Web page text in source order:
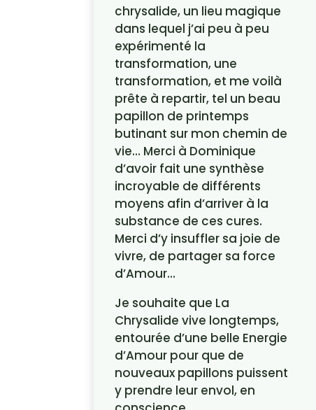
chrysalide, un lieu magique
dans lequel j’ai peu à peu
expérimenté la
transformation, une
transformation, et me voilà
prête à repartir, tel un beau
papillon de printemps
butinant sur mon chemin de
vie… Merci à Dominique
d’avoir fait une synthèse
incroyable de différents
moyens afin d’arriver à la
substance de ces cures.
Merci d’y insuffler sa joie de
vivre, de partager sa force
d’Amour…
Je souhaite que La
Chrysalide vive longtemps,
entourée d’une belle Energie
d’Amour pour que de
nouveaux papillons puissent
y prendre leur envol, en